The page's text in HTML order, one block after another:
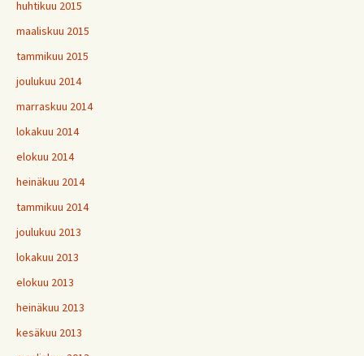
huhtikuu 2015
maaliskuu 2015
tammikuu 2015
joulukuu 2014
marraskuu 2014
lokakuu 2014
elokuu 2014
heinäkuu 2014
tammikuu 2014
joulukuu 2013
lokakuu 2013
elokuu 2013
heinäkuu 2013
kesäkuu 2013